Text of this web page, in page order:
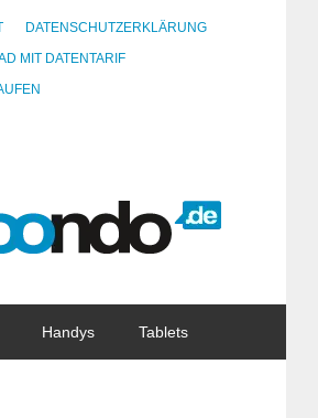
DATENSCHUTZERKLÄRUNG
MIT DATENTARIF
Handys Tablets